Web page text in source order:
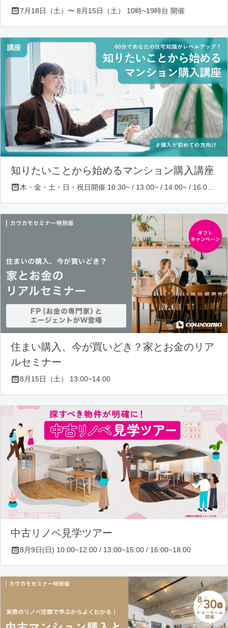
7月18日（土）〜 8月15日（土） 10時~19時台 開催
知りたいことから始めるマンション購入講座
住まい購入、今が買いどき？家とお金のリア
ルセミナー
8月15日（土） 13:00~14:00
中古リノベ見学ツアー
8月9日(日) 10:00~12:00 / 13:00~15:00 / 16:00~18:00